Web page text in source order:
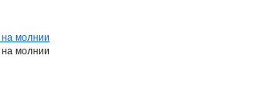
на молнии
на молнии